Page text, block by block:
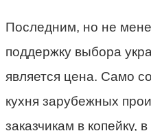
Последним, но не
поддержку выбора
является цена. Само
кухня зарубежных
заказчикам в копейку,